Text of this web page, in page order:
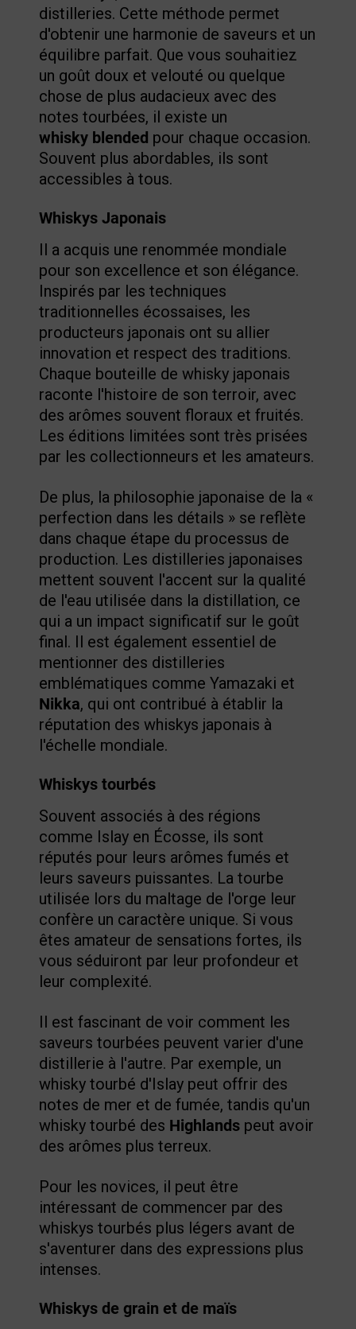
distilleries. Cette méthode permet
d'obtenir une harmonie de saveurs et un
équilibre parfait. Que vous souhaitiez
un goût doux et velouté ou quelque
chose de plus audacieux avec des
notes tourbées, il existe un
whisky blended pour chaque occasion.
Souvent plus abordables, ils sont
accessibles à tous.
Whiskys Japonais
Il a acquis une renommée mondiale
pour son excellence et son élégance.
Inspirés par les techniques
traditionnelles écossaises, les
producteurs japonais ont su allier
innovation et respect des traditions.
Chaque bouteille de whisky japonais
raconte l'histoire de son terroir, avec
des arômes souvent floraux et fruités.
Les éditions limitées sont très prisées
par les collectionneurs et les amateurs.
De plus, la philosophie japonaise de la «
perfection dans les détails » se reflète
dans chaque étape du processus de
production. Les distilleries japonaises
mettent souvent l'accent sur la qualité
de l'eau utilisée dans la distillation, ce
qui a un impact significatif sur le goût
final. Il est également essentiel de
mentionner des distilleries
emblématiques comme Yamazaki et
Nikka, qui ont contribué à établir la
réputation des whiskys japonais à
l'échelle mondiale.
Whiskys tourbés
Souvent associés à des régions
comme Islay en Écosse, ils sont
réputés pour leurs arômes fumés et
leurs saveurs puissantes. La tourbe
utilisée lors du maltage de l'orge leur
confère un caractère unique. Si vous
êtes amateur de sensations fortes, ils
vous séduiront par leur profondeur et
leur complexité.
Il est fascinant de voir comment les
saveurs tourbées peuvent varier d'une
distillerie à l'autre. Par exemple, un
whisky tourbé d'Islay peut offrir des
notes de mer et de fumée, tandis qu'un
whisky tourbé des Highlands peut avoir
des arômes plus terreux.
Pour les novices, il peut être
intéressant de commencer par des
whiskys tourbés plus légers avant de
s'aventurer dans des expressions plus
intenses.
Whiskys de grain et de maïs